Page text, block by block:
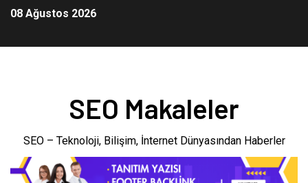
08 Ağustos 2026
SEO Makaleler
SEO – Teknoloji, Bilişim, İnternet Dünyasından Haberler